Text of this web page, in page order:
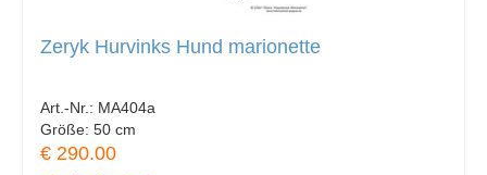
Zeryk Hurvinks Hund marionette
Art.-Nr.: MA404a
Größe: 50 cm
€ 290.00